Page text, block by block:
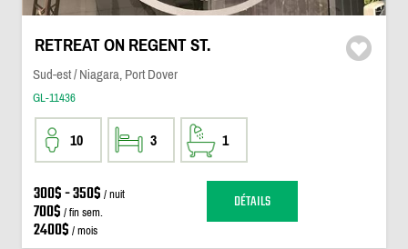
RETREAT ON REGENT ST.
Sud-est / Niagara, Port Dover
GL-11436
10 3 1
300$ - 350$ / nuit
700$ / fin sem.
2400$ / mois
DÉTAILS